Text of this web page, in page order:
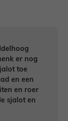
er nog
toe
en een
en roer
sjalot en